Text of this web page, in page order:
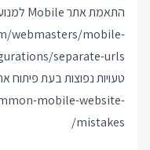
התאמת אתר Mobile למנועי חיפוש:
webmasters/mobile-
separate-urls
טעויות נפוצות בעת פיתוח
mobile-website-
mistakes/